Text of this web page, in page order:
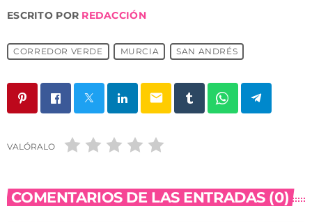
ESCRITO POR REDACCIÓN
CORREDOR VERDE MURCIA SAN ANDRÉS
email
VALÓRALO
COMENTARIOS DE LAS ENTRADAS (0)